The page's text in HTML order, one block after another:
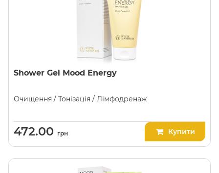
Shower Gel Mood Energy
Очищення / Тонізація / Лімфодренаж
472.00 грн Купити